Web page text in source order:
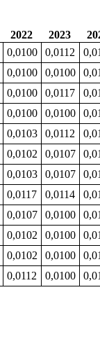
2022 2023
0,0100 0,0112
0,0100 0,0100
0,0100 0,0117
0,0100 0,0100
0,0103 0,0112
0,0102 0,0107
0,0103 0,0107
0,0117 0,0114
0,0107 0,0100
0,0102 0,0100
0,0102 0,0100
0,0112 0,0100